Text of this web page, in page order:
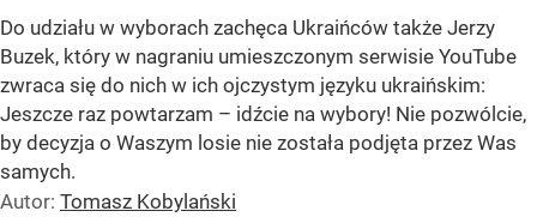
Do udziału w wyborach zachęca Ukraińców także Jerzy
Buzek, który w nagraniu umieszczonym serwisie YouTube
zwraca się do nich w ich ojczystym języku ukraińskim:
Jeszcze raz powtarzam – idźcie na wybory! Nie pozwólcie,
by decyzja o Waszym losie nie została podjęta przez Was
samych.
Autor: Tomasz Kobylański